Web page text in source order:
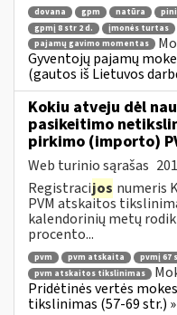
dovana gpm natūra
gpmį 8 str 2 d.
įmonės turtas
pajamų gavimo momentas
Gyventojų pajamų
(gautos iš Lietuvos
Kokiu atveju dėl
pasikeitimo
pirkimo (importo)
Web turinio sąrašas
Registracijos numeris
PVM atskaitos
kalendorinių metų
procento...
pvm pvm atskaita pvmį 67
pvm atskaitos tikslinimas
Pridėtinės vertės
tikslinimas (57-69 str.)